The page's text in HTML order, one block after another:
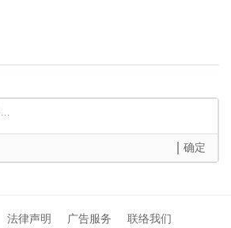
确定
法律声明 广告服务 联络我们